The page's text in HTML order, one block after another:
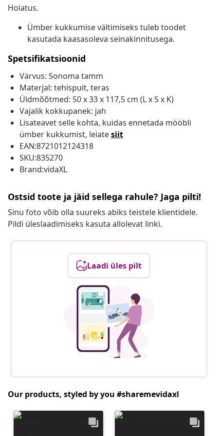
Hoiatus.
Ümber kukkumise vältimiseks tuleb toodet
kasutada kaasasoleva seinakinnitusega.
Spetsifikatsioonid
Värvus: Sonoma tamm
Materjal: tehispuit, teras
Üldmõõtmed: 50 x 33 x 117,5 cm (L x S x K)
Vajalik kokkupanek: jah
Lisateavet selle kohta, kuidas ennetada mööbli
ümber kukkumist, leiatesiit
EAN:8721012124318
SKU:835270
Brand:vidaXL
Ostsid toote ja jäid sellega rahule? Jaga pilti!
Sinu foto võib olla suureks abiks teistele klientidele.
Pildi üleslaadimiseks kasuta allolevat linki.
Laadi üles pilt
Our products, styled by you #sharemevidaxl